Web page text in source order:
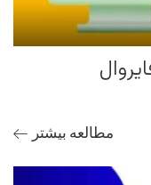
مطالعه بیشتر